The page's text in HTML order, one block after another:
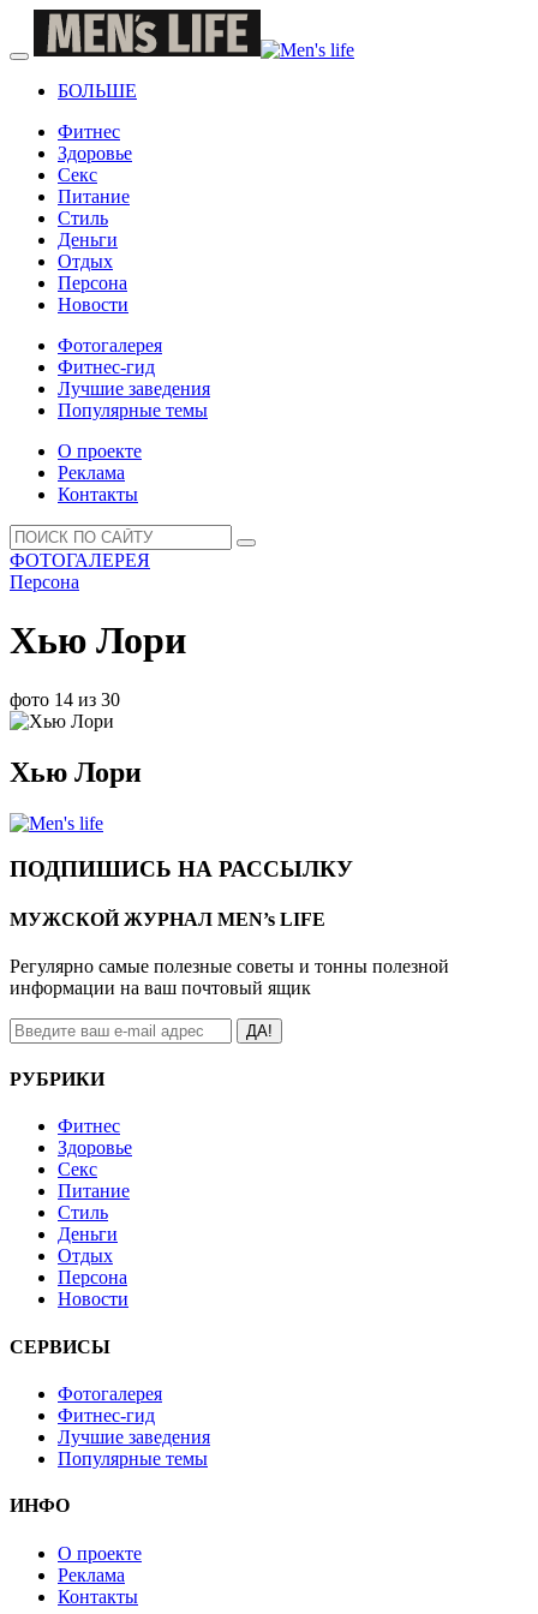
БОЛЬШЕ
Фитнес
Здоровье
Секс
Питание
Стиль
Деньги
Отдых
Персона
Новости
Фотогалерея
Фитнес-гид
Лучшие заведения
Популярные темы
О проекте
Реклама
Контакты
ФОТОГАЛЕРЕЯ
Персона
Хью Лори
фото 14 из 30
Хью Лори
ПОДПИШИСЬ НА РАССЫЛКУ
МУЖСКОЙ ЖУРНАЛ MEN’s LIFE
Регулярно самые полезные советы и тонны полезной
информации на ваш почтовый ящик
ДА!
РУБРИКИ
Фитнес
Здоровье
Секс
Питание
Стиль
Деньги
Отдых
Персона
Новости
СЕРВИСЫ
Фотогалерея
Фитнес-гид
Лучшие заведения
Популярные темы
ИНФО
О проекте
Реклама
Контакты